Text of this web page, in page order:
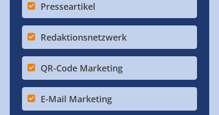
Presseartikel
Redaktionsnetzwerk
QR-Code Marketing
E-Mail Marketing